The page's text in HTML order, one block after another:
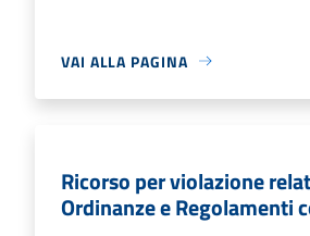
VAI ALLA PAGINA
Ricorso per violazione
Ordinanze e Regolamenti